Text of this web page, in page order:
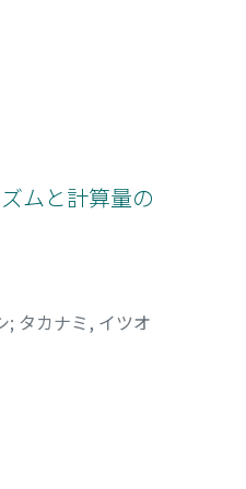
ムと計算量の
; タカナミ, イツオ